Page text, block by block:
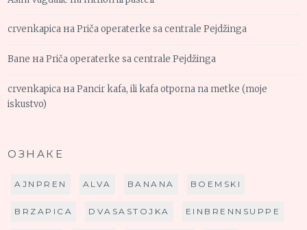
crvenkapica наPriča operaterke sa centrale Pejdžinga
Bane наPriča operaterke sa centrale Pejdžinga
crvenkapica наPancir kafa, ili kafa otporna na metke (moje
iskustvo)
ОЗНАКЕ
AJNPREN ALVA BANANA BOEMSKI
BRZAPICA DVASASTOJKA EINBRENNSUPPE